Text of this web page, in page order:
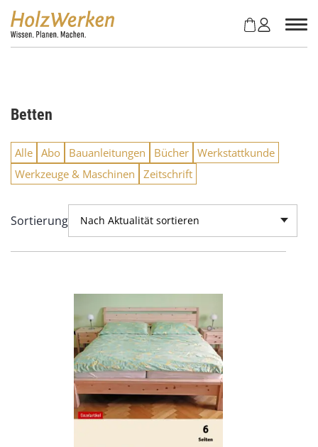
Betten
Alle Abo Bauanleitungen Bücher Werkstattkunde
Werkzeuge & Maschinen
Zeitschrift
Sortierung Nach Aktualität sortieren